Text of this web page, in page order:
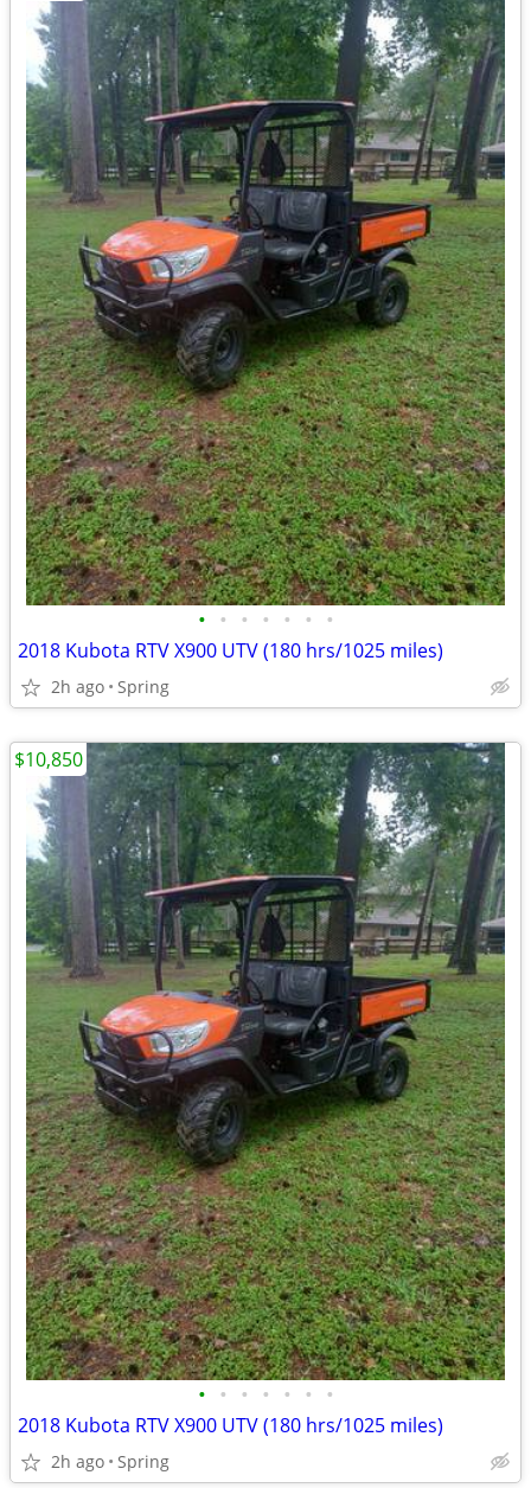
• • • • • • •
2018 Kubota RTV X900 UTV (180 hrs/1025 miles)
2h ago Spring
• • • • • • •
2018 Kubota RTV X900 UTV (180 hrs/1025 miles)
2h ago Spring
$10,850